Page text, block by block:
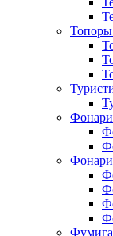
Топоры
Фонари